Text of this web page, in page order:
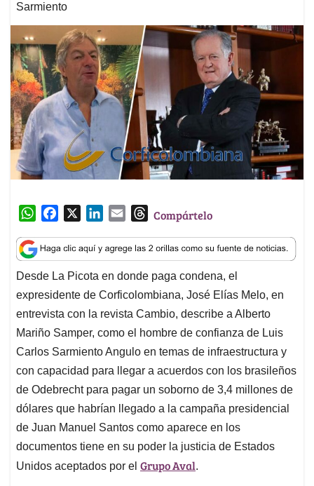
Sarmiento
W
a
t
s
A
p
p
c
e
b
o
o
k
n
k
e
d
I
n
a
i
l
T
r
e
a
d
s
Compártelo
Desde La Picota en donde paga condena, el
expresidente de Corficolombiana, José Elías Melo, en
entrevista con la revista Cambio, describe a Alberto
Mariño Samper, como el hombre de confianza de Luis
Carlos Sarmiento Angulo en temas de infraestructura y
con capacidad para llegar a acuerdos con los brasileños
de Odebrecht para pagar un soborno de 3,4 millones de
dólares que habrían llegado a la campaña presidencial
de Juan Manuel Santos como aparece en los
documentos tiene en su poder la justicia de Estados
Unidos aceptados por el Grupo Aval.